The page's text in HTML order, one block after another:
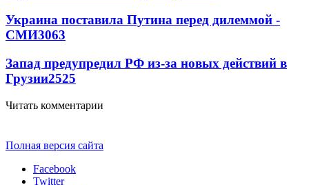
Украина поставила Путина перед дилеммой -
СМИ3063
Запад предупредил РФ из-за новых действий в
Грузии2525
Читать комментарии
Полная версия сайта
Facebook
Twitter